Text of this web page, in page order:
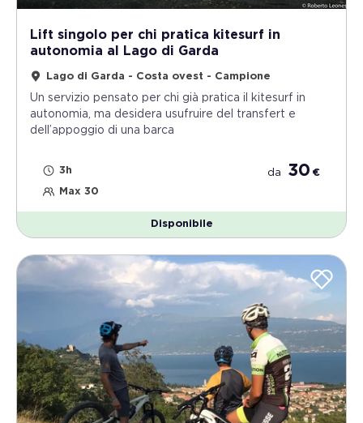
Lift singolo per chi pratica kitesurf in
autonomia al Lago di Garda
Lago di Garda - Costa ovest - Campione
Un servizio pensato per chi già pratica il kitesurf in
autonomia, ma desidera usufruire del transfert e
dell’appoggio di una barca
3h
Max 30
da 30 €
Disponibile